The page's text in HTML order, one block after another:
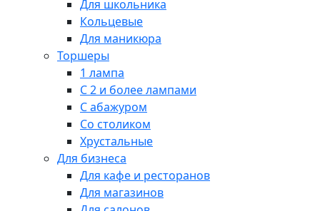
Для школьника
Кольцевые
Для маникюра
Торшеры
1 лампа
С 2 и более лампами
С абажуром
Со столиком
Хрустальные
Для бизнеса
Для кафе и ресторанов
Для магазинов